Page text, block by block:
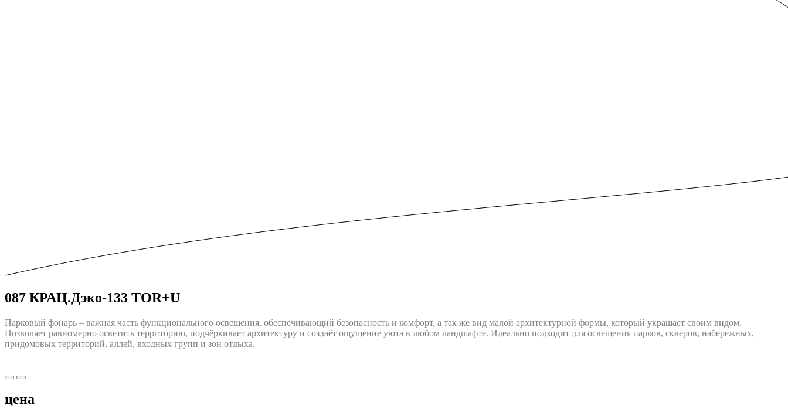
087 КРАЦ.Дэко-133 TOR+U
Парковый фонарь – важная часть функционального освещения, обеспечивающий безопасность и комфорт, а так же вид малой архитектурной формы, который украшает своим видом.
Позволяет равномерно осветить территорию, подчёркивает архитектуру и создаёт ощущение уюта в любом ландшафте. Идеально подходит для освещения парков, скверов, набережных,
придомовых территорий, аллей, входных групп и зон отдыха.
цена